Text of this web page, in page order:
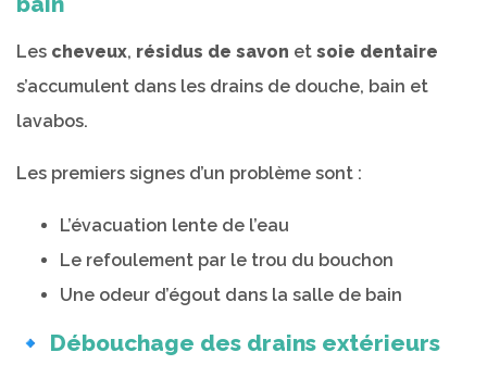
Les cheveux, résidus de savon et soie dentaire
s’accumulent dans les drains de douche, bain et
lavabos.
Les premiers signes d’un problème sont :
L’évacuation lente de l’eau
Le refoulement par le trou du bouchon
Une odeur d’égout dans la salle de bain
🔹 Débouchage des drains extérieurs